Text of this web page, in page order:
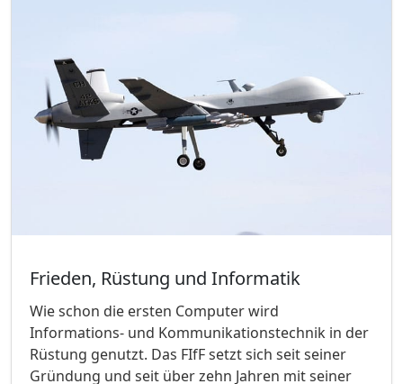
Frieden, Rüstung und Informatik
Wie schon die ersten Computer wird
Informations- und Kommunikationstechnik in der
Rüstung genutzt. Das FIfF setzt sich seit seiner
Gründung und seit über zehn Jahren mit seiner